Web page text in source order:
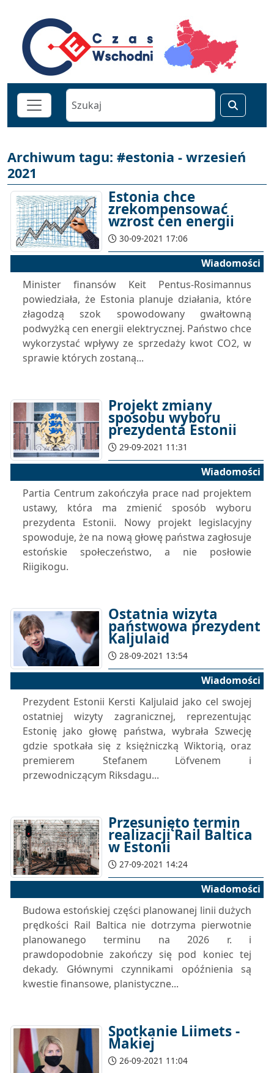
Archiwum tagu: #estonia - wrzesień
2021
Estonia chce
zrekompensować
wzrost cen energii
30-09-2021 17:06
Wiadomości
Minister finansów Keit Pentus-Rosimannus
powiedziała, że Estonia planuje działania, które
złagodzą szok spowodowany gwałtowną
podwyżką cen energii elektrycznej. Państwo chce
wykorzystać wpływy ze sprzedaży kwot CO2, w
sprawie których zostaną...
Projekt zmiany
sposobu wyboru
prezydenta Estonii
29-09-2021 11:31
Wiadomości
Partia Centrum zakończyła prace nad projektem
ustawy, która ma zmienić sposób wyboru
prezydenta Estonii. Nowy projekt legislacyjny
spowoduje, że na nową głowę państwa zagłosuje
estońskie społeczeństwo, a nie posłowie
Riigikogu.
Ostatnia wizyta
państwowa prezydent
Kaljulaid
28-09-2021 13:54
Wiadomości
Prezydent Estonii Kersti Kaljulaid jako cel swojej
ostatniej wizyty zagranicznej, reprezentując
Estonię jako głowę państwa, wybrała Szwecję
gdzie spotkała się z księżniczką Wiktorią, oraz
premierem Stefanem Löfvenem i
przewodniczącym Riksdagu...
Przesunięto termin
realizacji Rail Baltica
w Estonii
27-09-2021 14:24
Wiadomości
Budowa estońskiej części planowanej linii dużych
prędkości Rail Baltica nie dotrzyma pierwotnie
planowanego terminu na 2026 r. i
prawdopodobnie zakończy się pod koniec tej
dekady. Głównymi czynnikami opóźnienia są
kwestie finansowe, planistyczne...
Spotkanie Liimets -
Makiej
26-09-2021 11:04